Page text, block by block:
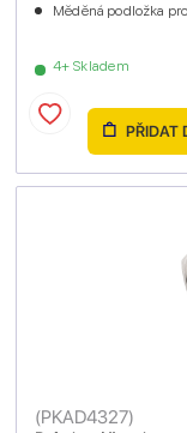
4+ Skladem
Měděná podložka
PŘIDAT
(PKAD4327)